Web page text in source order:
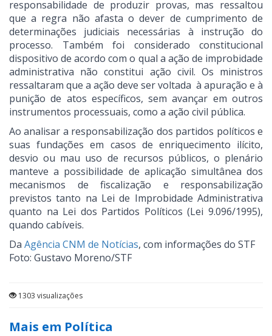
responsabilidade de produzir provas, mas ressaltou
que a regra não afasta o dever de cumprimento de
determinações judiciais necessárias à instrução do
processo. Também foi considerado constitucional
dispositivo de acordo com o qual a ação de improbidade
administrativa não constitui ação civil. Os ministros
ressaltaram que a ação deve ser voltada à apuração e à
punição de atos específicos, sem avançar em outros
instrumentos processuais, como a ação civil pública.
Ao analisar a responsabilização dos partidos políticos e
suas fundações em casos de enriquecimento ilícito,
desvio ou mau uso de recursos públicos, o plenário
manteve a possibilidade de aplicação simultânea dos
mecanismos de fiscalização e responsabilização
previstos tanto na Lei de Improbidade Administrativa
quanto na Lei dos Partidos Políticos (Lei 9.096/1995),
quando cabíveis.
Da Agência CNM de Notícias, com informações do STF
Foto: Gustavo Moreno/STF
1303 visualizações
Mais em Política